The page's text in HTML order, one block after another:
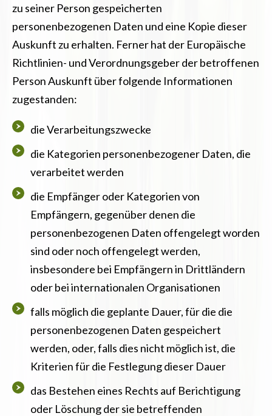
zu seiner Person gespeicherten
personenbezogenen Daten und eine Kopie dieser
Auskunft zu erhalten. Ferner hat der Europäische
Richtlinien- und Verordnungsgeber der betroffenen
Person Auskunft über folgende Informationen
zugestanden:
die Verarbeitungszwecke
die Kategorien personenbezogener Daten, die
verarbeitet werden
die Empfänger oder Kategorien von
Empfängern, gegenüber denen die
personenbezogenen Daten offengelegt worden
sind oder noch offengelegt werden,
insbesondere bei Empfängern in Drittländern
oder bei internationalen Organisationen
falls möglich die geplante Dauer, für die die
personenbezogenen Daten gespeichert
werden, oder, falls dies nicht möglich ist, die
Kriterien für die Festlegung dieser Dauer
das Bestehen eines Rechts auf Berichtigung
oder Löschung der sie betreffenden